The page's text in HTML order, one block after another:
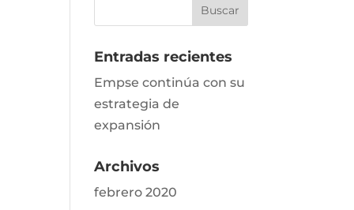
Entradas recientes
Empse continúa con su
estrategia de
expansión
Archivos
febrero 2020